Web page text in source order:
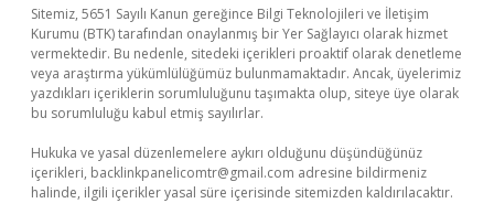
Sitemiz, 5651 Sayılı Kanun gereğince Bilgi Teknolojileri ve İletişim
Kurumu (BTK) tarafından onaylanmış bir Yer Sağlayıcı olarak hizmet
vermektedir. Bu nedenle, sitedeki içerikleri proaktif olarak denetleme
veya araştırma yükümlülüğümüz bulunmamaktadır. Ancak, üyelerimiz
yazdıkları içeriklerin sorumluluğunu taşımakta olup, siteye üye olarak
bu sorumluluğu kabul etmiş sayılırlar.
Hukuka ve yasal düzenlemelere aykırı olduğunu düşündüğünüz
içerikleri, backlinkpanelicomtr@gmail.com adresine bildirmeniz
halinde, ilgili içerikler yasal süre içerisinde sitemizden kaldırılacaktır.